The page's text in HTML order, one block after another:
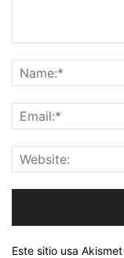
Este sitio usa